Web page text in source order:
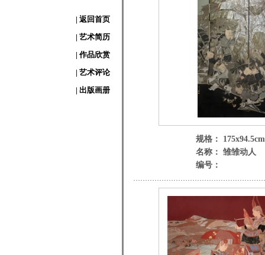
| 返回首页
| 艺术简历
| 作品欣赏
| 艺术评论
| 出版画册
规格： 175x94.5cm
名称： 雏雏动人
编号：